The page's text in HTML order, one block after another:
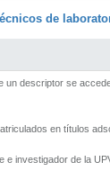
de
un descriptor se
en títulos
e investigador de la